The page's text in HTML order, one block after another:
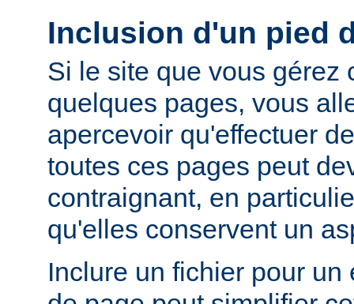
Inclusion d'un pied
Si le site que vous gérez
quelques pages, vous
apercevoir qu'effectuer
toutes ces pages peut
contraignant, en
qu'elles conservent un
Inclure un fichier pour